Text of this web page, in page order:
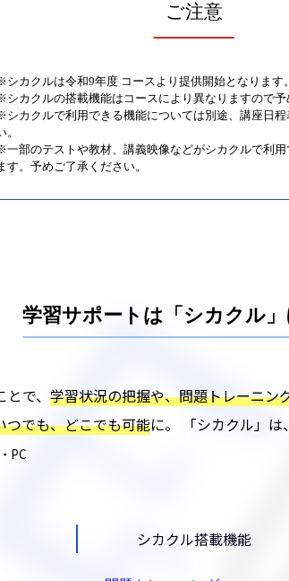
ご注意
シカクルは令和9年度 コースより提供開始となります。
シカクルの搭載機能はコースにより異なりますので予
シカクルで利用できる機能については別途、講座日程
。
一部のテストや教材、講義映像などがシカクルで利用
す。予めご了承ください。
学習サポートは 「シカクル
で、 学習状況の把握や、問題トレーニン
でも、どこでも可能に。 「シカクル」は
PC
シカクル搭載機能